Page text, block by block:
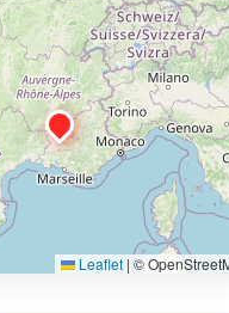
Leaflet | ©